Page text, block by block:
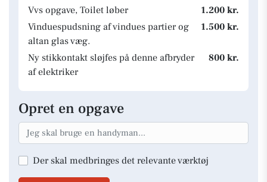
Vvs opgave, Toilet løber
1.200 kr.
Vinduespudsning af vindues partier og
altan glas væg.
1.500 kr.
Ny stikkontakt sløjfes på denne afbryder
af elektriker
800 kr.
Opret en opgave
Der skal medbringes det relevante værktøj